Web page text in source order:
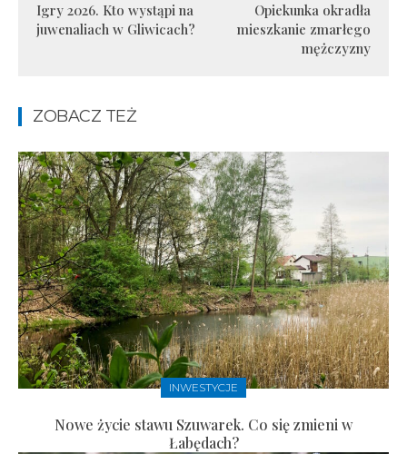
Igry 2026. Kto wystąpi na
juwenaliach w Gliwicach?
Opiekunka okradła
mieszkanie zmarłego
mężczyzny
ZOBACZ TEŻ
INWESTYCJE
Nowe życie stawu Szuwarek. Co się zmieni w
Łabędach?